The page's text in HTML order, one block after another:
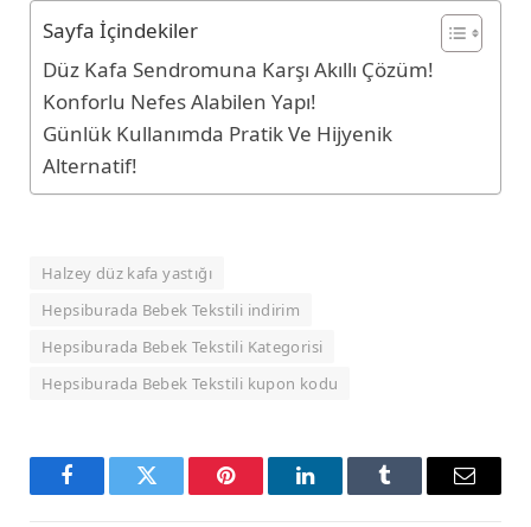
Sayfa İçindekiler
Düz Kafa Sendromuna Karşı Akıllı Çözüm!
Konforlu Nefes Alabilen Yapı!
Günlük Kullanımda Pratik Ve Hijyenik
Alternatif!
Halzey düz kafa yastığı
Hepsiburada Bebek Tekstili indirim
Hepsiburada Bebek Tekstili Kategorisi
Hepsiburada Bebek Tekstili kupon kodu
FacebookTwitter Pinterest LinkedInTumblr Email